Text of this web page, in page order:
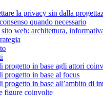
la privacy sin dalla
quando necessario
web: architettura,
progetto in base agli attori
progetto in base al focus
progetto in base all’ambito di
figure coinvolte